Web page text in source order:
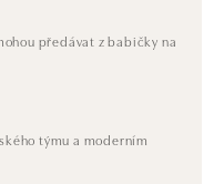
předávat z babičky na
týmu a moderním